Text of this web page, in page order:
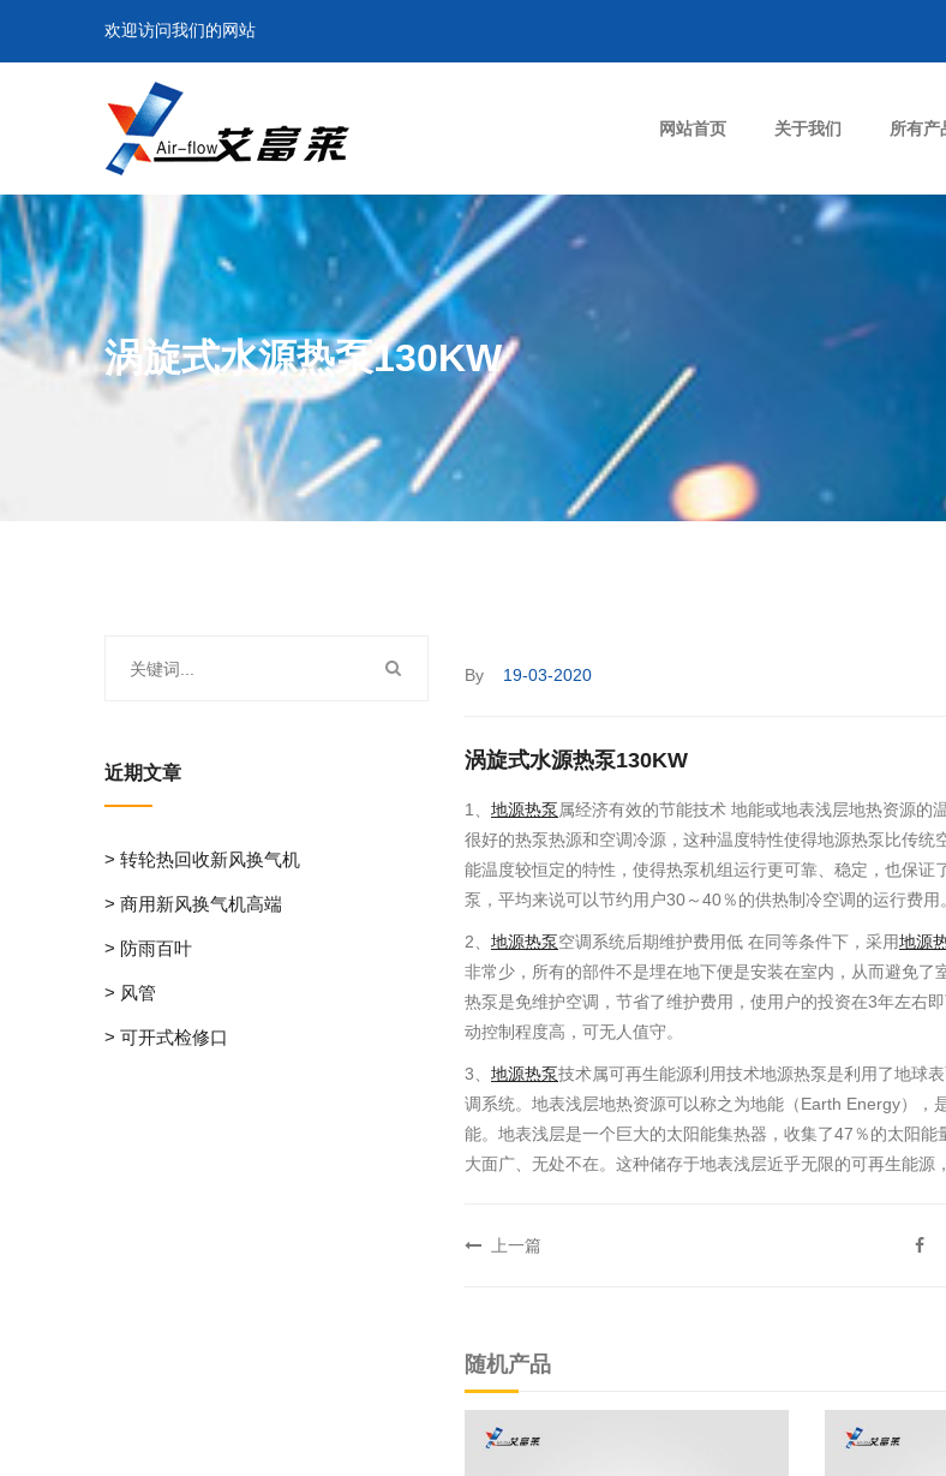
欢迎访问我们的网站
网站首页 关于我们 所有产
涡旋式水源热泵130KW
By 19-03-2020
涡旋式水源热泵130KW
1、 地源热泵属经济有效的节能技术 地能或地表浅层地热资源的
很好的热泵热源和空调冷源，这种温度特性使得地源热泵比传
能温度较恒定的特性，使得热泵机组运行更可靠、稳定，也保
泵，平均来说可以节约用户30～40％的供热制冷空调的运行费用。
2、 地源热泵空调系统后期维护费用低 在同等条件下，采用地源
非常少，所有的部件不是埋在地下便是安装在室内，从而避免
热泵是免维护空调，节省了维护费用，使用户的投资在3年左右
动控制程度高，可无人值守。
3、 地源热泵技术属可再生能源利用技术地源热泵是利用了地球
调系统。地表浅层地热资源可以称之为地能（Earth Energy）
能。地表浅层是一个巨大的太阳能集热器，收集了47％的太阳
大面广、无处不在。这种储存于地表浅层近乎无限的可再生能源
上一篇
随机产品
近期文章
> 转轮热回收新风换气机
> 商用新风换气机高端
> 防雨百叶
> 风管
> 可开式检修口